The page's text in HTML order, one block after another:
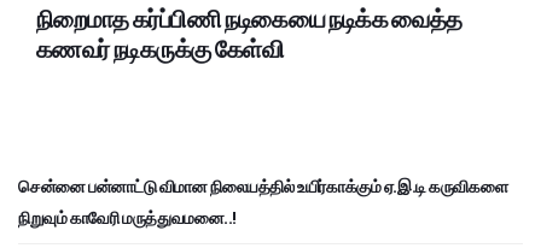
நிறைமாத கர்ப்பிணி நடிகையை நடிக்க வைத்த
கணவர் நடிகருக்கு கேள்வி
சென்னை பன்னாட்டு விமான நிலையத்தில் உயிர்காக்கும் ஏ.இ.டி கருவிகளை
நிறுவும் காவேரி மருத்துவமனை..!